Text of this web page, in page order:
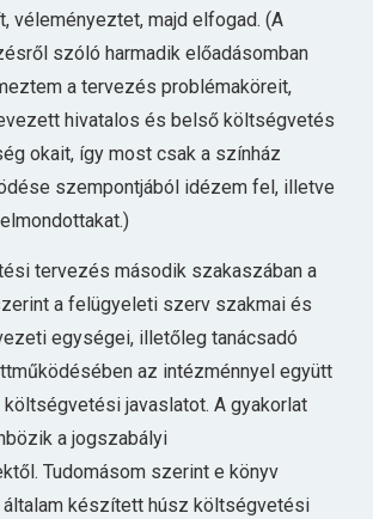
véleményeztet, majd elfogad. (A
szóló harmadik előadásomban
a tervezés problémaköreit,
hivatalos és belső költségvetés
okait, így most csak a színház
szempontjából idézem fel, illetve
tervezés második szakaszában a
a felügyeleti szerv szakmai és
egységei, illetőleg tanácsadó
az intézménnyel együtt
javaslatot. A gyakorlat
a jogszabályi
Tudomásom szerint e könyv
készített húsz költségvetési